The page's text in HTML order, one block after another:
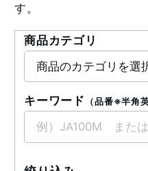
す。
商品カテゴリ
キーワード （品番※半角